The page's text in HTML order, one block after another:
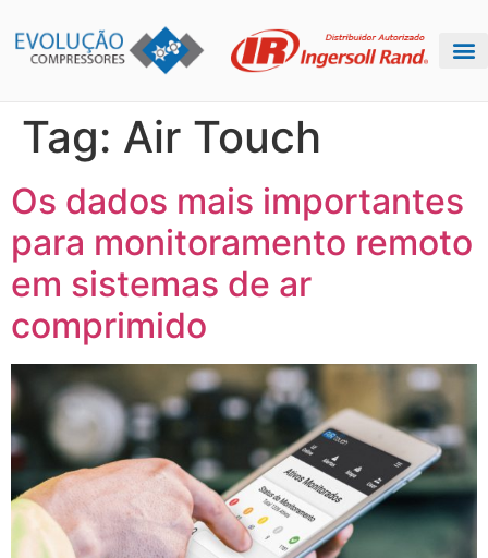
Tag: Air Touch
Os dados mais importantes
para monitoramento remoto
em sistemas de ar
comprimido